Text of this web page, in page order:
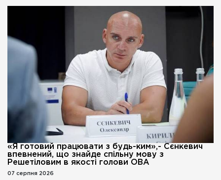
«Я готовий працювати з будь-ким»,- Сєнкевич
впевнений, що знайде спільну мову з
Решетіловим в якості голови ОВА
07 серпня 2026